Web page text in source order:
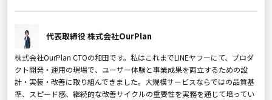
代表取締役 株式会社OurPlan
株式会社OurPlan CTOの和田です。私はこれまでLINEヤフーにて、プロダ
クト開発・運用の現場で、ユーザー体験と事業成果を両立するための設
計・実装・改善に取り組んできました。大規模サービスならではの品質基
準、スピード感、継続的な改善サイクルの重要性を実務を通じて培ってい